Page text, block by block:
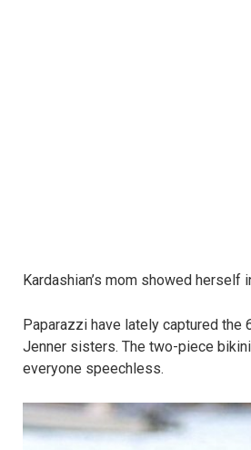
Kardashian’s mom showed
Paparazzi have lately captured the
Jenner sisters. The two-piece
everyone speechless.